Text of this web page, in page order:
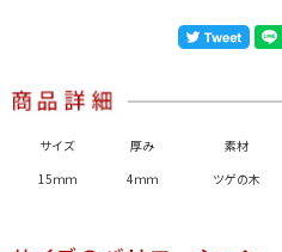
サイズ 厚み 素材
15ｍｍ
4ｍｍ ツゲの木